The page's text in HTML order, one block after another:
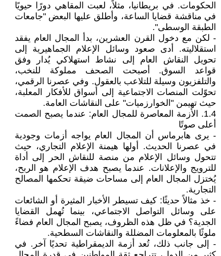
الحكومات. في بريطانيا، مثلاً، لعبت المقاهي دورًا حيويًا
في مناقشة قضايا الساعة، وأطلق عليها البعض "جامعات
الطبقة الوسطى".
- لكن مع دخول القرن العشرين، بدأ المجال العام يفقد
استقلاليته. أدى صعود وسائل الإعلام الجماهيرية إلى
تحويل النقاش العام إلى نشاط استهلاكي يُدار وفق
قواعد السوق. أصبحت الصحف مملوكة للنخب،
والتلفزيون وسيلة للتلاعب بالعقول. وفي عصرنا الرقمي،
تحوّلت المنصات الاجتماعية إلى أسواق للأفكار المعلبة،
حيث تهيمن "الخوارزميات" على النقاشات العامة.
1.4. الأزمة المعاصرة للمجال العام: عندما يصبح الصمت
أعلى صوتًا
- يرى هابرماس أن المجال العام يواجه أزمات وجودية
في عصرنا الحديث. أولها هيمنة الإعلام التجاري، حيث
تتحول وسائل الإعلام من منصة للنقاش الحر إلى أداة
للترويج والإعلانات. عندما يصبح هدف الإعلام هو الربح،
يُختزل المجال العام إلى مساحات ضيقة تحكمها المصالح
التجارية.
- خذ مثالاً حديثًا: كيف تسيطر الأخبار المثيرة أو الشائعات
على وسائل التواصل الاجتماعي، بينما تُهمل القضايا
الجدية؟ في ظل هذه الظروف، يصبح المجال العام فضاءً
ملوثًا بالمعلومات المضللة والنقاشات السطحية.
- إلى جانب ذلك، تُعد أزمة الديمقراطية تحديًا آخر. في